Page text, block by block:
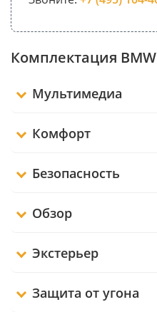
Комплектация
Мультимедиа
Комфорт
Безопасность
Обзор
Экстерьер
Защита от угона